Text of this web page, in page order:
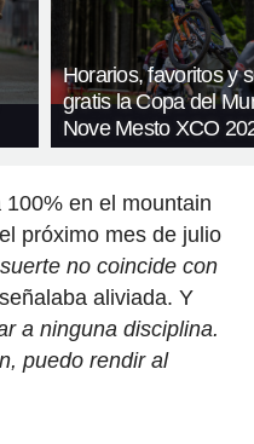
Horarios, favoritos y
gratis la Copa del
Nove Mesto XCO
en el mountain
próximo mes de julio
no coincide con
aliviada. Y
a ninguna disciplina.
puedo rendir al